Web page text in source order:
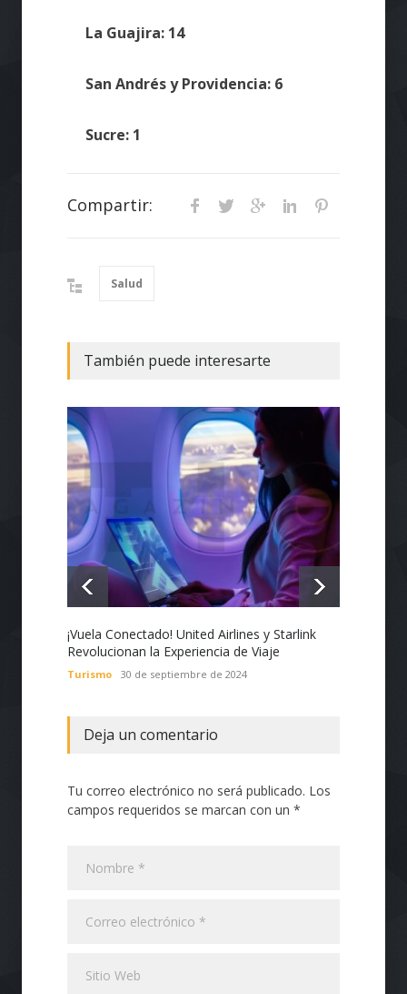
La Guajira: 14
San Andrés y Providencia: 6
Sucre: 1
Compartir:
Salud
También puede interesarte
¡Vuela Conectado! United Airlines y Starlink
Revolucionan la Experiencia de Viaje
Turismo 30 de septiembre de 2024
Deja un comentario
Tu correo electrónico no será publicado. Los
campos requeridos se marcan con un *